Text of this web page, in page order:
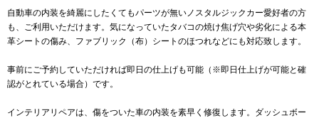
自動車の内装を綺麗にしたくてもパーツが無いノスタルジックカー愛好者の方
も、ご利用いただけます。気になっていたタバコの焼け焦げ穴や劣化による本
革シートの傷み、ファブリック（布）シートのほつれなどにも対応致します。
事前にご予約していただければ即日の仕上げも可能（※即日仕上げが可能と確
認がとれている場合）です。
インテリアリペアは、傷をついた車の内装を素早く修復します。ダッシュボー